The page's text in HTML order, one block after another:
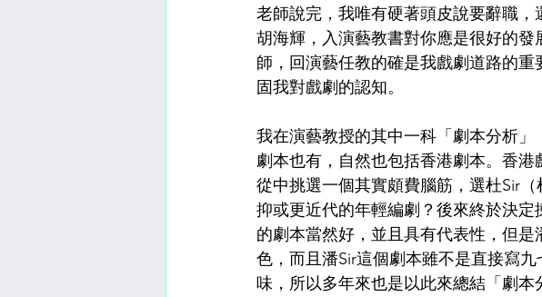
老師說完，我唯有硬著頭皮說要辭職，
胡海輝，入演藝教書對你應是很好的
師，回演藝任教的確是我戲劇道路的
固我對戲劇的認知。
我在演藝教授的其中一科「劇本分析
劇本也有，自然也包括香港劇本。香
從中挑選一個其實頗費腦筋，選杜Sir
抑或更近代的年輕編劇？後來終於決
的劇本當然好，並且具有代表性，但
色，而且潘Sir這個劇本雖不是直接寫
味，所以多年來也是以此來總結「劇本